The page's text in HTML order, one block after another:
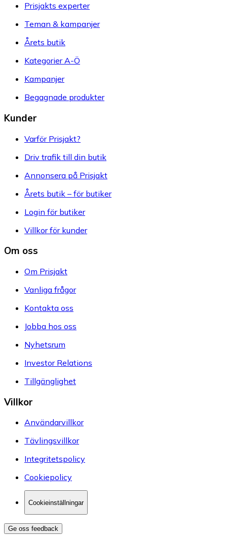
Prisjakts experter
Teman & kampanjer
Årets butik
Kategorier A-Ö
Kampanjer
Begagnade produkter
Kunder
Varför Prisjakt?
Driv trafik till din butik
Annonsera på Prisjakt
Årets butik – för butiker
Login för butiker
Villkor för kunder
Om oss
Om Prisjakt
Vanliga frågor
Kontakta oss
Jobba hos oss
Nyhetsrum
Investor Relations
Tillgänglighet
Villkor
Användarvillkor
Tävlingsvillkor
Integritetspolicy
Cookiepolicy
Cookieinställningar
Ge oss feedback